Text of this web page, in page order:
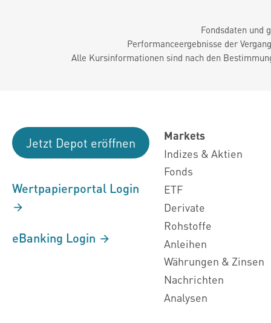
Fondsdaten und
Performanceergebnisse der
Alle Kursinformationen sind nach den
Jetzt Depot eröffnen
Wertpapierportal Login
eBanking Login
Markets
Indizes & Aktien
Fonds
ETF
Derivate
Rohstoffe
Anleihen
Währungen & Zinsen
Nachrichten
Analysen